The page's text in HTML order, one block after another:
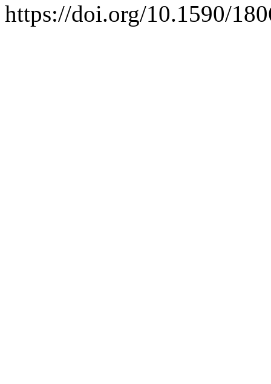
https://doi.org/10.1590/